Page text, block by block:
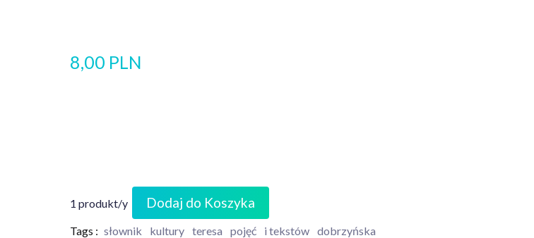
8,00 PLN
1 produkt/y Dodaj do Koszyka
Tags : słownik kultury teresa pojęć i tekstów dobrzyńska